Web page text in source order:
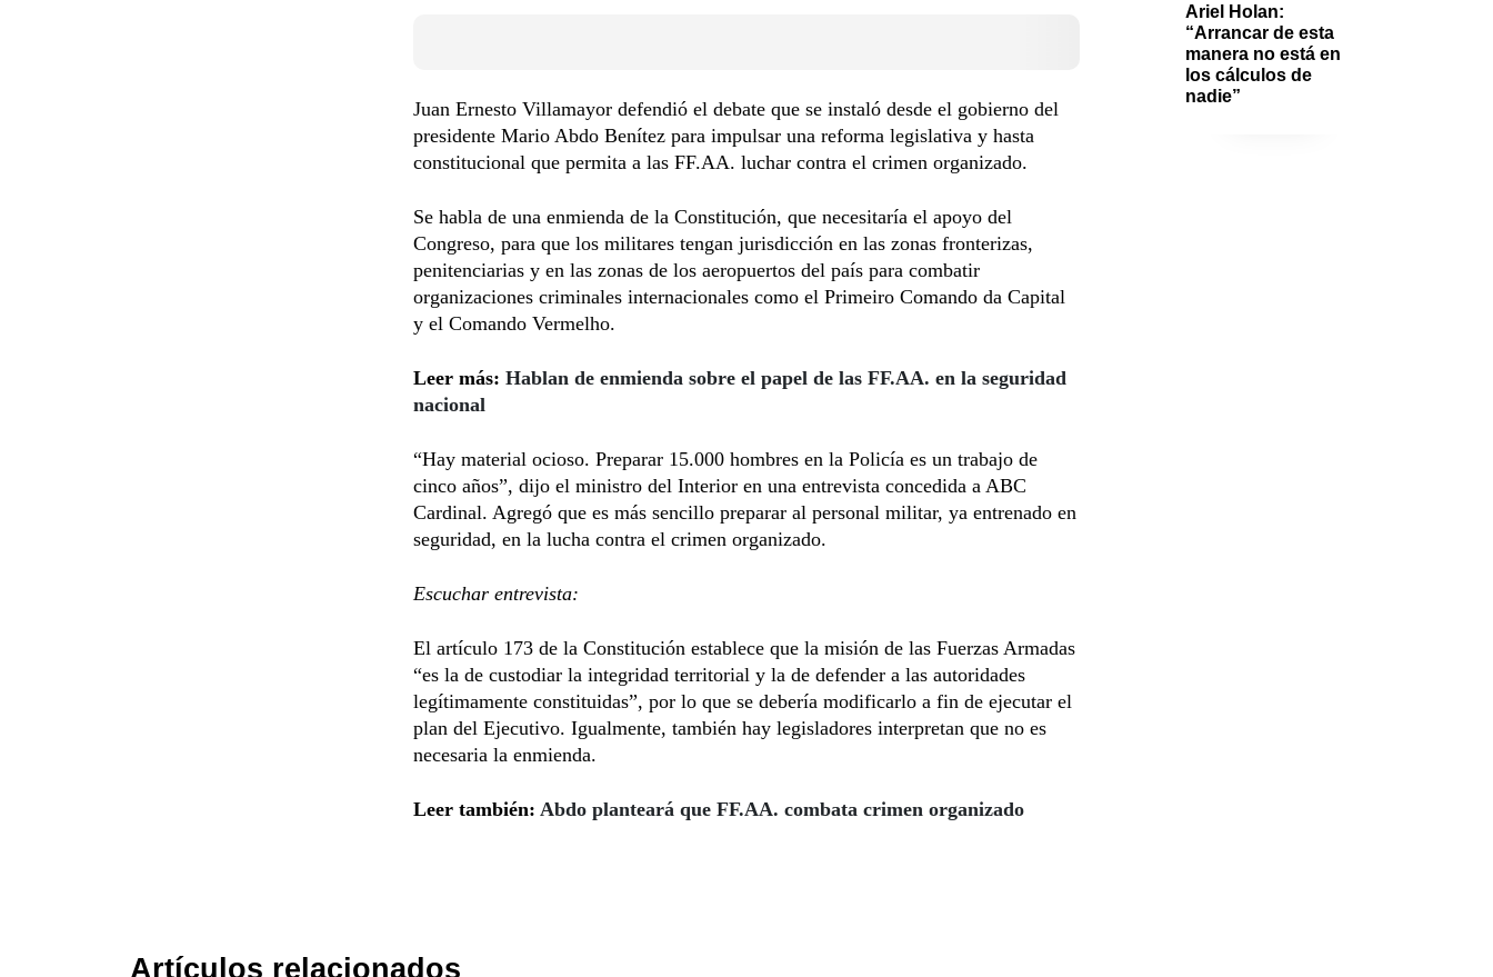
Ariel Holan:
“Arrancar de esta
manera no está en
los cálculos de
nadie”
Juan Ernesto Villamayor defendió el debate que se instaló desde el gobierno del
presidente Mario Abdo Benítez para impulsar una reforma legislativa y hasta
constitucional que permita a las FF.AA. luchar contra el crimen organizado.
Se habla de una enmienda de la Constitución, que necesitaría el apoyo del
Congreso, para que los militares tengan jurisdicción en las zonas fronterizas,
penitenciarias y en las zonas de los aeropuertos del país para combatir
organizaciones criminales internacionales como el Primeiro Comando da Capital
y el Comando Vermelho.
Leer más: Hablan de enmienda sobre el papel de las FF.AA. en la seguridad
nacional
“Hay material ocioso. Preparar 15.000 hombres en la Policía es un trabajo de
cinco años”, dijo el ministro del Interior en una entrevista concedida a ABC
Cardinal. Agregó que es más sencillo preparar al personal militar, ya entrenado en
seguridad, en la lucha contra el crimen organizado.
Escuchar entrevista:
El artículo 173 de la Constitución establece que la misión de las Fuerzas Armadas
“es la de custodiar la integridad territorial y la de defender a las autoridades
legítimamente constituidas”, por lo que se debería modificarlo a fin de ejecutar el
plan del Ejecutivo. Igualmente, también hay legisladores interpretan que no es
necesaria la enmienda.
Leer también: Abdo planteará que FF.AA. combata crimen organizado
Artículos relacionados